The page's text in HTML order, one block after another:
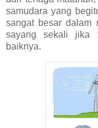
samudara yang
sangat besar dalam
sayang sekali jika
baiknya.